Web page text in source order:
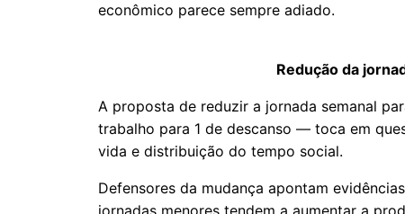
econômico parece sempre adiado.
Redução da
A proposta de reduzir a jornada semanal
trabalho para 1 de descanso — toca em
vida e distribuição do tempo social.
Defensores da mudança apontam
jornadas menores tendem a aumentar a